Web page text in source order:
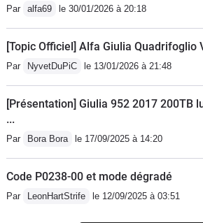
Par alfa69 le 30/01/2026 à 20:18
[Topic Officiel] Alfa Giulia Quadrifoglio
Par NyvetDuPiC le 13/01/2026 à 21:48
[Présentation] Giulia 952 2017 200TB
...
Par Bora Bora le 17/09/2025 à 14:20
Code P0238-00 et mode dégradé
Par LeonHartStrife le 12/09/2025 à 03:51